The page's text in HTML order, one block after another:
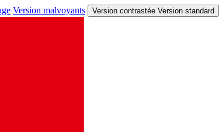
Version malvoyants Version contrastée Version standard